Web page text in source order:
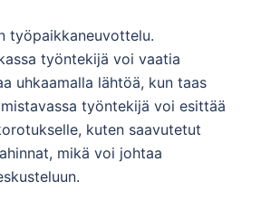
työpaikkaneuvottelu.
työntekijä voi vaatia
uhkaamalla lähtöä, kun taas
työntekijä voi esittää
kuten saavutetut
mikä voi johtaa